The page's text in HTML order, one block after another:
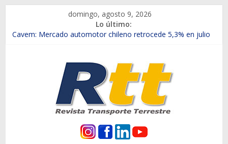
contenido
domingo, agosto 9, 2026
Lo último:
Chile es el primer mercado internacional en lanzar la nueva
Salfa suma vehículos electrificados de Chevrolet en el Biobío
Samex amplía su red con nuevas sucursales en Rancagua y
SINOTRUK Pick-ups presentó la recién estrenada Bolden en
la Expo Compras Públicas 2026